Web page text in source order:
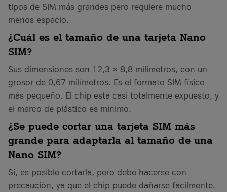
tipos de SIM más grandes pero requiere mucho
menos espacio.
¿Cuál es el tamaño de una tarjeta Nano
SIM?
Sus dimensiones son 12,3 × 8,8 milímetros, con un
grosor de 0,67 milímetros. Es el formato SIM físico
más pequeño. El chip está casi totalmente expuesto, y
el marco de plástico es mínimo.
¿Se puede cortar una tarjeta SIM más
grande para adaptarla al tamaño de una
Nano SIM?
Sí, es posible cortarla, pero debe hacerse con
precaución, ya que el chip puede dañarse fácilmente.